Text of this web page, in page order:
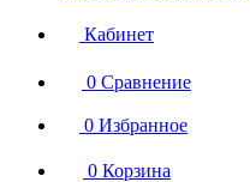
Кабинет
0 Сравнение
0 Избранное
0 Корзина